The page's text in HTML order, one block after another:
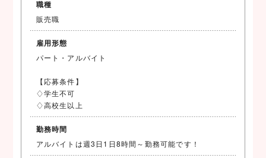
職種
販売職
雇用形態
パート・アルバイト
【応募条件】
♢学生不可
♢高校生以上
勤務時間
アルバイトは週3日1日8時間～勤務可能です！